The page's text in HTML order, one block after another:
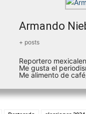
Armando
+ posts
Reportero
Me gusta el
Me alimento de